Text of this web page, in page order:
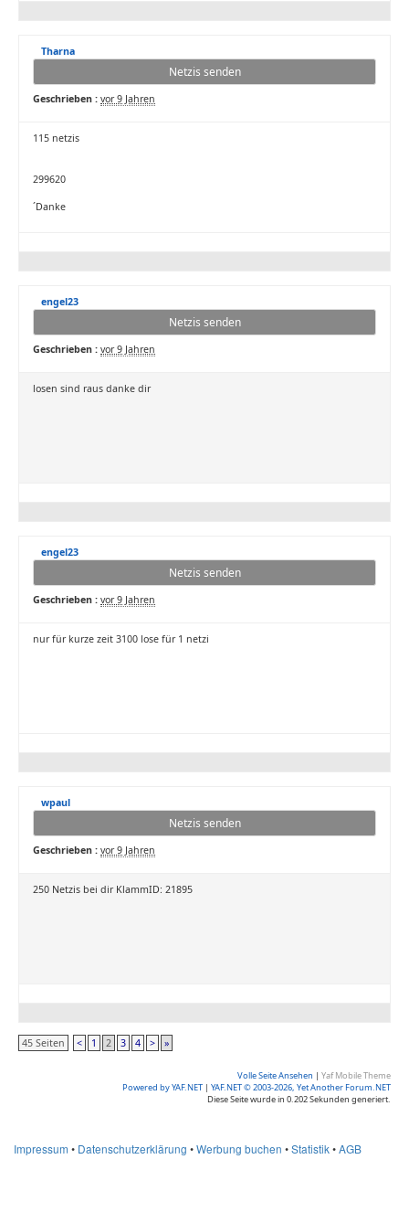
Tharna
Netzis senden
Geschrieben : vor 9 Jahren
115 netzis
299620
´Danke
engel23
Netzis senden
Geschrieben : vor 9 Jahren
losen sind raus danke dir
engel23
Netzis senden
Geschrieben : vor 9 Jahren
nur für kurze zeit 3100 lose für 1 netzi
wpaul
Netzis senden
Geschrieben : vor 9 Jahren
250 Netzis bei dir KlammID: 21895
45 Seiten < 1 2 3 4 > »
Volle Seite Ansehen | Yaf Mobile Theme
Powered by YAF.NET | YAF.NET © 2003-2026, Yet Another Forum.NET
Diese Seite wurde in 0.202 Sekunden generiert.
Impressum • Datenschutzerklärung •Werbung buchen •Statistik•AGB